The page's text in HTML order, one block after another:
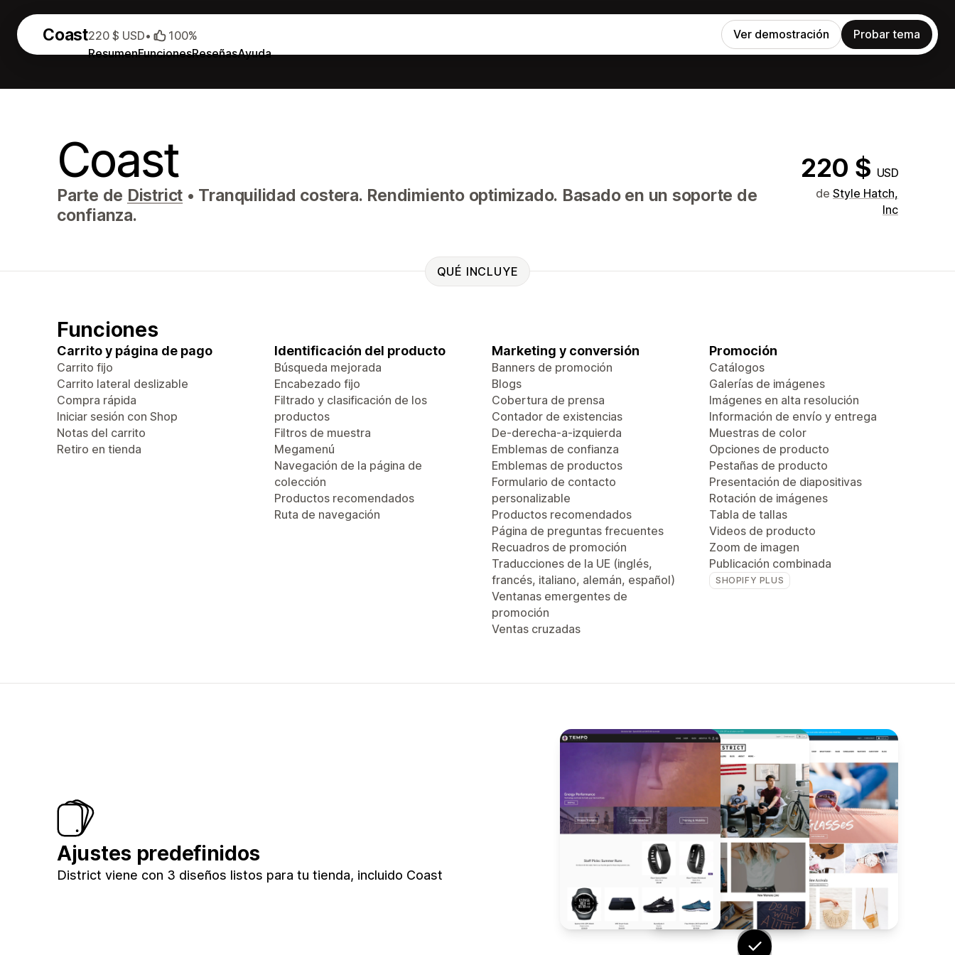
Coast
ResumenFuncionesReseñasAyuda
220 $ USD• 100% Ver demostración Probar tema
Coast 220 $ USD
Parte de District • Tranquilidad costera. Rendimiento optimizado. Basado en un soporte de
confianza.
de Style Hatch,
Inc
QUÉ INCLUYE
Funciones
Carrito y página de pago
Carrito fijo
Carrito lateral deslizable
Compra rápida
Iniciar sesión con Shop
Notas del carrito
Retiro en tienda
Identificación del producto
Búsqueda mejorada
Encabezado fijo
Filtrado y clasificación de los
productos
Filtros de muestra
Megamenú
Navegación de la página de
colección
Productos recomendados
Ruta de navegación
Marketing y conversión
Banners de promoción
Blogs
Cobertura de prensa
Contador de existencias
De-derecha-a-izquierda
Emblemas de confianza
Emblemas de productos
Formulario de contacto
personalizable
Productos recomendados
Página de preguntas frecuentes
Recuadros de promoción
Traducciones de la UE (inglés,
francés, italiano, alemán, español)
Ventanas emergentes de
promoción
Ventas cruzadas
Promoción
Catálogos
Galerías de imágenes
Imágenes en alta resolución
Información de envío y entrega
Muestras de color
Opciones de producto
Pestañas de producto
Presentación de diapositivas
Rotación de imágenes
Tabla de tallas
Videos de producto
Zoom de imagen
Publicación combinada
SHOPIFY PLUS
Ajustes predefinidos
District viene con 3 diseños listos para tu tienda, incluido Coast